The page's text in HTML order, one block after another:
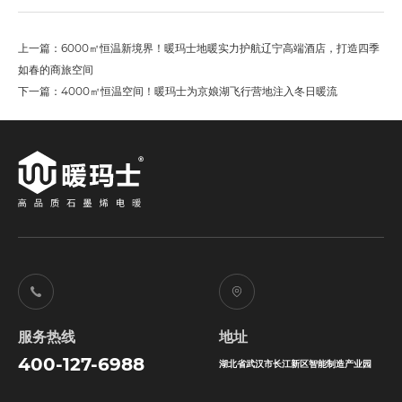
上一篇：6000㎡恒温新境界！暖玛士地暖实力护航辽宁高端酒店，打造四季
如春的商旅空间
下一篇：4000㎡恒温空间！暖玛士为京娘湖飞行营地注入冬日暖流
服务热线
400-127-6988
地址
湖北省武汉市长江新区智能制造产业园